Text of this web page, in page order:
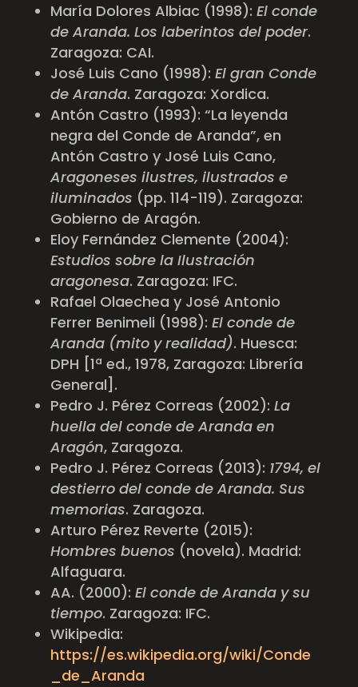
María Dolores Albiac (1998): El conde
de Aranda. Los laberintos del poder.
Zaragoza: CAI.
José Luis Cano (1998): El gran Conde
de Aranda. Zaragoza: Xordica.
Antón Castro (1993): “La leyenda
negra del Conde de Aranda”, en
Antón Castro y José Luis Cano,
Aragoneses ilustres, ilustrados e
iluminados (pp. 114-119). Zaragoza:
Gobierno de Aragón.
Eloy Fernández Clemente (2004):
Estudios sobre la Ilustración
aragonesa. Zaragoza: IFC.
Rafael Olaechea y José Antonio
Ferrer Benimeli (1998): El conde de
Aranda (mito y realidad). Huesca:
DPH [1ª ed., 1978, Zaragoza: Librería
General].
Pedro J. Pérez Correas (2002): La
huella del conde de Aranda en
Aragón, Zaragoza.
Pedro J. Pérez Correas (2013): 1794, el
destierro del conde de Aranda. Sus
memorias. Zaragoza.
Arturo Pérez Reverte (2015):
Hombres buenos (novela). Madrid:
Alfaguara.
AA. (2000): El conde de Aranda y su
tiempo. Zaragoza: IFC.
Wikipedia:
https://es.wikipedia.org/wiki/Conde
_de_Aranda